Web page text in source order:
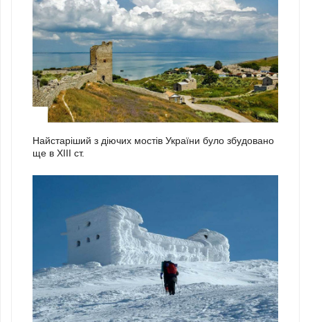
Найстаріший з діючих мостів України було збудовано
ще в ХІІІ ст.